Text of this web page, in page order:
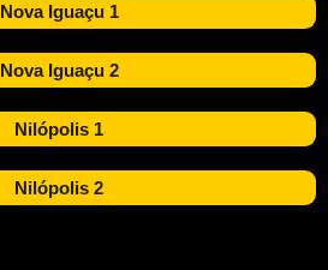
Nova Iguaçu 1
Nova Iguaçu 2
Nilópolis 1
Nilópolis 2